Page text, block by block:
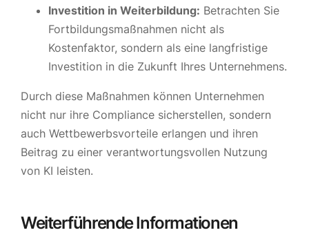
Investition in Weiterbildung: Betrachten Sie
Fortbildungsmaßnahmen nicht als
Kostenfaktor, sondern als eine langfristige
Investition in die Zukunft Ihres Unternehmens.
Durch diese Maßnahmen können Unternehmen
nicht nur ihre Compliance sicherstellen, sondern
auch Wettbewerbsvorteile erlangen und ihren
Beitrag zu einer verantwortungsvollen Nutzung
von KI leisten.
Weiterführende Informationen